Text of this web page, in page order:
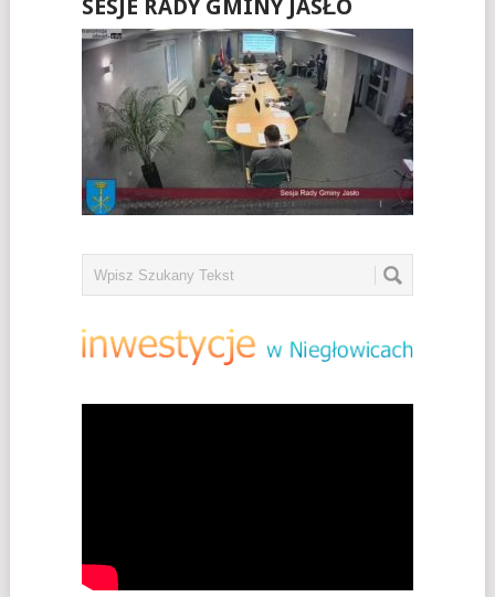
SESJE RADY GMINY JASŁO